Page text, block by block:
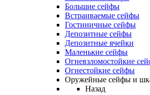
Большие сейфы
Встраиваемые сейфы
Гостиничные сейфы
Депозитные сейфы
Депозитные ячейки
Маленькие сейфы
Огневзломостойкие
Огнестойкие сейфы
Оружейные сейфы и
Назад